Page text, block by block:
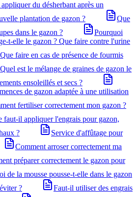
du désherbant après un
plantation de gazon ?
Que
dans le gazon ?
Pourquoi
t-elle le gazon ? Que faire contre l'urine
Que faire en cas de présence de fourmis
Quel est le mélange de graines de gazon le
ensoleillés et secs ?
de gazon adaptée à une utilisation
fertiliser correctement mon gazon ?
faut-il appliquer l'engrais pour gazon,
?
Service d'affûtage pour
Comment arroser correctement ma
préparer correctement le gazon pour
de la mousse pousse-t-elle dans le gazon
?
Faut-il utiliser des engrais